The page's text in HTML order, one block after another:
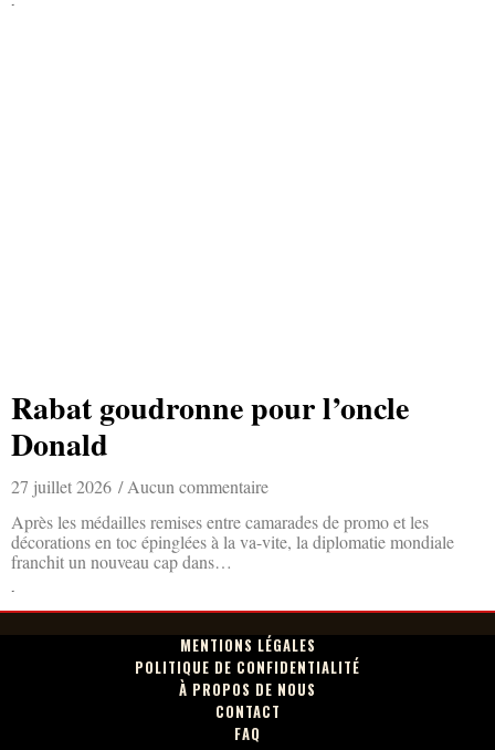
Rabat goudronne pour l’oncle
Donald
27 juillet 2026
Aucun commentaire
Après les médailles remises entre camarades de promo et les
décorations en toc épinglées à la va-vite, la diplomatie mondiale
franchit un nouveau cap dans…
MENTIONS LÉGALES
POLITIQUE DE CONFIDENTIALITÉ
À PROPOS DE NOUS
CONTACT
FAQ